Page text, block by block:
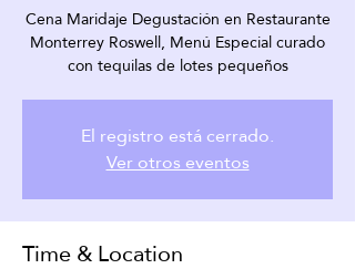
Cena Maridaje Degustación en Restaurante
Monterrey Roswell, Menú Especial curado
con tequilas de lotes pequeños
El registro está cerrado.
Ver otros eventos
Time & Location